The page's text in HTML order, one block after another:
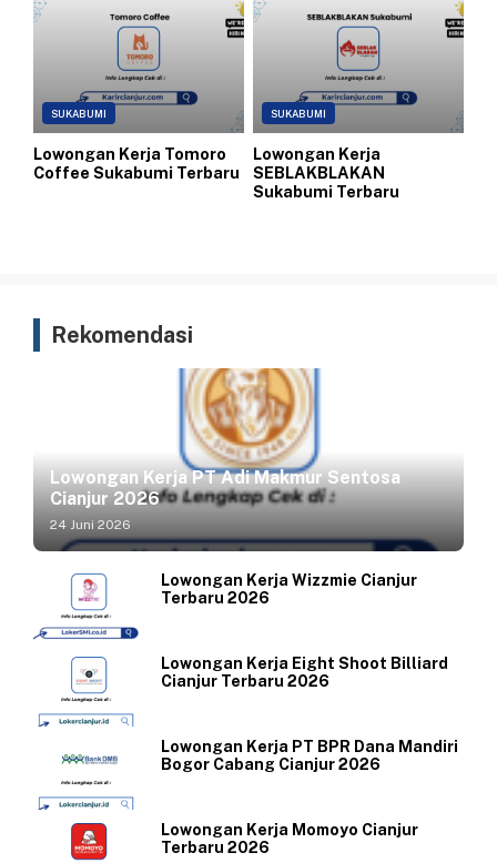
SUKABUMI
Lowongan Kerja Tomoro
Coffee Sukabumi Terbaru
SUKABUMI
Lowongan Kerja
SEBLAKBLAKAN
Sukabumi Terbaru
Rekomendasi
Lowongan Kerja PT Adi Makmur Sentosa
Cianjur 2026
24 Juni 2026
Lowongan Kerja Wizzmie Cianjur
Terbaru 2026
Lowongan Kerja Eight Shoot Billiard
Cianjur Terbaru 2026
Lowongan Kerja PT BPR Dana Mandiri
Bogor Cabang Cianjur 2026
Lowongan Kerja Momoyo Cianjur
Terbaru 2026